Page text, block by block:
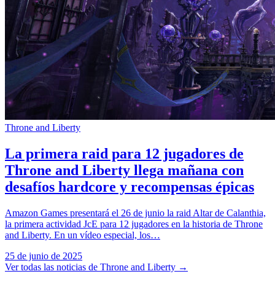
Throne and Liberty
La primera raid para 12 jugadores de
Throne and Liberty llega mañana con
desafíos hardcore y recompensas épicas
Amazon Games presentará el 26 de junio la raid Altar de Calanthia,
la primera actividad JcE para 12 jugadores en la historia de Throne
and Liberty. En un vídeo especial, los…
25 de junio de 2025
Ver todas las noticias de Throne and Liberty →